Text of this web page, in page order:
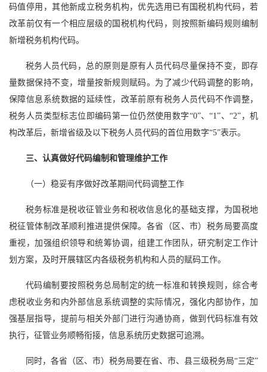
码值停用，其他新成立税务机构，优先选用已有国税机构代码，若
改革前仅有一个相应层级的国税机构代码，则按照新编码规则编制
新增税务机构代码。
税务人员代码，总的原则是原有人员代码尽量保持不变，即存
量数据保持不变，增量按新规则赋码。为了减少代码调整的影响，
保障信息系统数据的延续性，改革前原有税务人员代码不作调整，
税务人员类型标志位即编码第一位仍然使用数字“0”、“1”、“2”，机
构改革后，新增省级及以下税务人员代码的首位用数字“5”表示。
三、认真做好代码编制和管理维护工作
（一）稳妥有序做好改革期间代码调整工作
税务标准是税收征管业务和税收信息化的基础支撑，为国税地
税征管体制改革顺利推进提供保障。各省（区、市）税务局要高度
重视，加强组织领导和统筹协调，组建工作团队，研究制定工作计
划方案，及时开展辖区内各级税务机构和人员的赋码工作。
代码编制要按照税务总局制定的统一标准和转换规则，综合考
虑税收业务和内外部信息系统调整的实际情况，强化内部协作，加
强基层指导，提前与相关外部门进行沟通协商，做到代码标准有效
执行，征管业务顺畅衔接，信息系统历史数据可追溯。
同时，各省（区、市）税务局要在省、市、县三级税务局“三定”